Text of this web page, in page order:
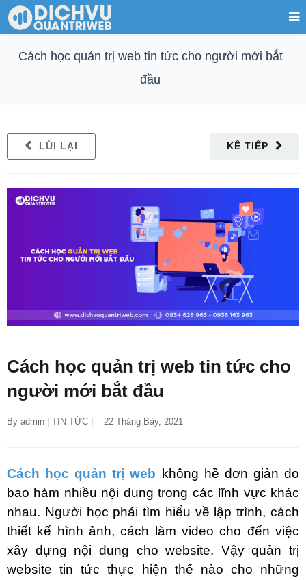
Cách học quản trị web tin tức cho người mới bắt
đầu
KẾ TIẾP
LÙI LẠI
Cách học quản trị web tin tức cho
người mới bắt đầu
By admin | TIN TỨC |    22 Tháng Bảy, 2021
Cách học quản trị web không hề đơn giản do
bao hàm nhiều nội dung trong các lĩnh vực khác
nhau. Người học phải tìm hiểu về lập trình, cách
thiết kế hình ảnh, cách làm video cho đến việc
xây dựng nội dung cho website. Vậy quản trị
website tin tức thực hiện thế nào cho những